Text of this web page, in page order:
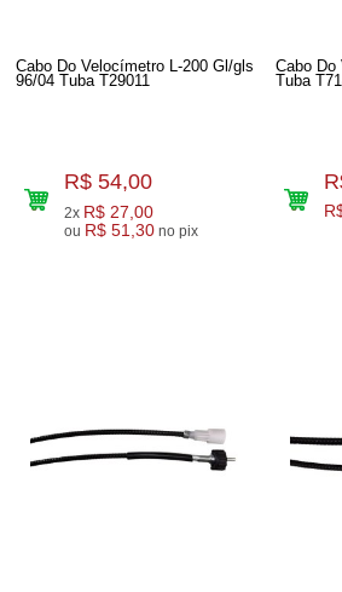
Cabo Do Velocímetro L-200 Gl/gls
96/04 Tuba T29011
R$ 54,00
2x R$ 27,00
ou R$ 51,30 no pix
Cabo Do
Tuba